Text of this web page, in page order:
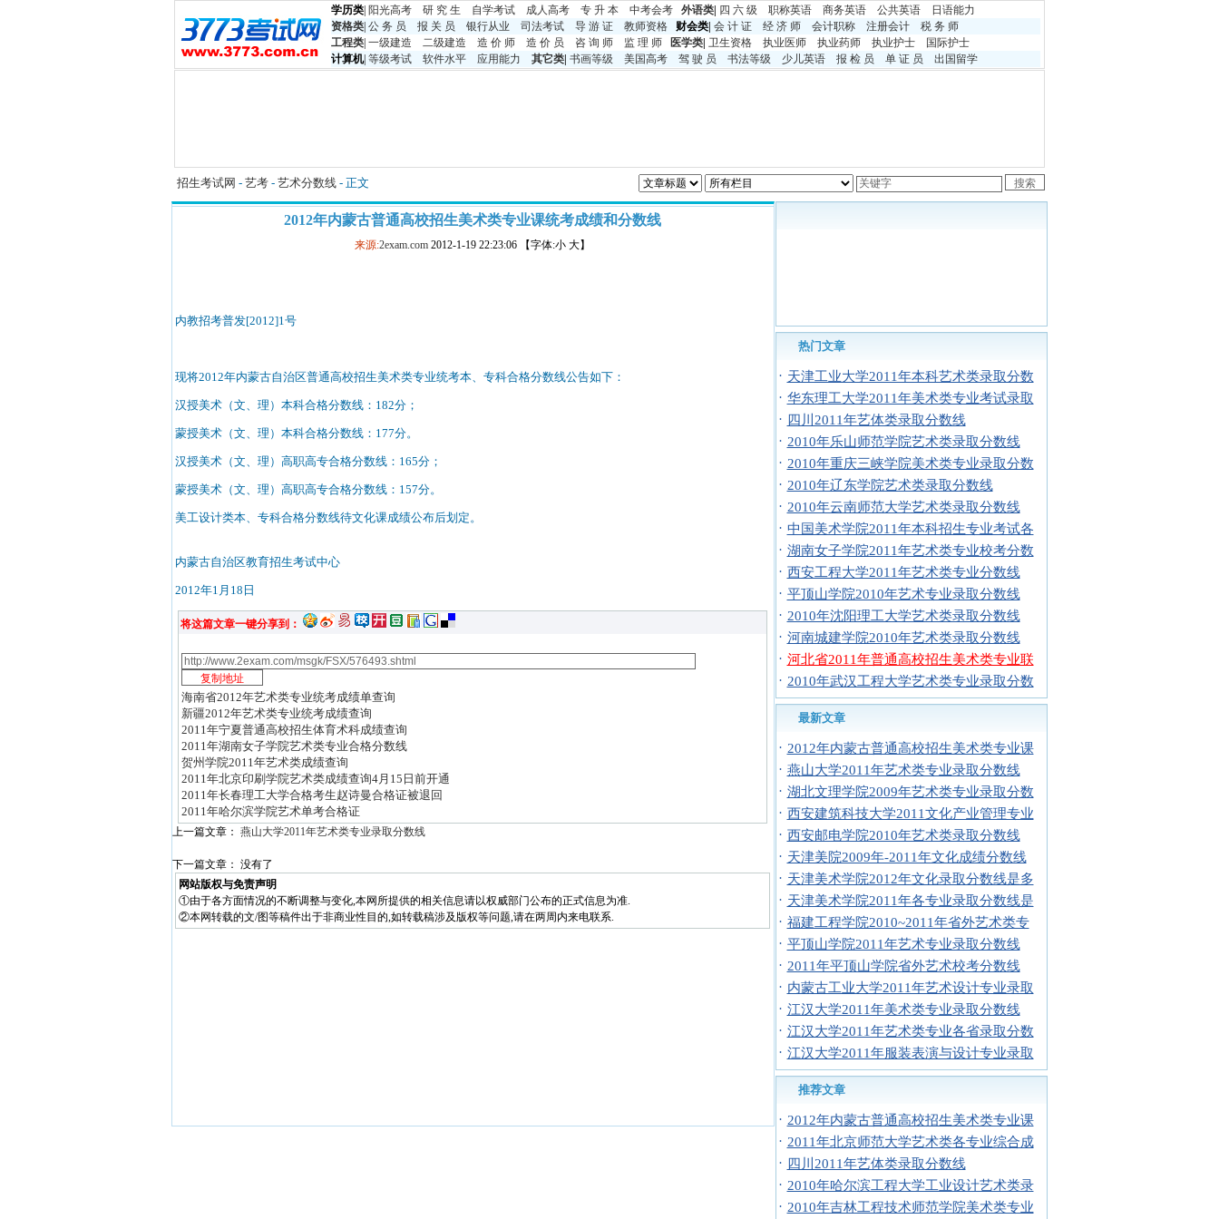
学历类 阳光高考 研 究 生 自学考试 成人高考 专 升 本 中考会考 外语类 四 六 级 职称英语 商务英语 公共英语
日语能力
资格类 公 务 员 报 关 员 银行从业 司法考试 导 游 证 教师资格 财会类| 会 计 证 经 济 师 会计职称 注册会计
税 务 师
工程类 一级建造 二级建造 造 价 师 造 价 员 咨 询 师 监 理 师 医学类 卫生资格 执业医师 执业药师 执业护士
国际护士
计算机| 等级考试 软件水平 应用能力 其它类 书画等级 美国高考 驾 驶 员 书法等级 少儿英语 报 检 员 单 证 员 出国留学
招生考试网 - 艺考 - 艺术分数线 - 正文
2012年内蒙古普通高校招生美术类专业课统考成绩和分数线
来源:2exam.com 2012-1-19 22:23:06 【字体:小 大】
内教招考普发[2012]1号
现将2012年内蒙古自治区普通高校招生美术类专业统考本、专科合格分数线公告如下：
汉授美术（文、理）本科合格分数线：182分；
蒙授美术（文、理）本科合格分数线：177分。
汉授美术（文、理）高职高专合格分数线：165分；
蒙授美术（文、理）高职高专合格分数线：157分。
美工设计类本、专科合格分数线待文化课成绩公布后划定。
内蒙古自治区教育招生考试中心
2012年1月18日
将这篇文章一键分享到：
海南省2012年艺术类专业统考成绩单查询
新疆2012年艺术类专业统考成绩查询
2011年宁夏普通高校招生体育术科成绩查询
2011年湖南女子学院艺术类专业合格分数线
贺州学院2011年艺术类成绩查询
2011年北京印刷学院艺术类成绩查询4月15日前开通
2011年长春理工大学合格考生赵诗曼合格证被退回
2011年哈尔滨学院艺术单考合格证
上一篇文章： 燕山大学2011年艺术类专业录取分数线
下一篇文章： 没有了
网站版权与免责声明
①由于各方面情况的不断调整与变化,本网所提供的相关信息请以权威部门公布的正式信息为准.
②本网转载的文/图等稿件出于非商业性目的,如转载稿涉及版权等问题,请在两周内来电联系.
热门文章
· 天津工业大学2011年本科艺术类录取分数
· 华东理工大学2011年美术类专业考试录取
· 四川2011年艺体类录取分数线
· 2010年乐山师范学院艺术类录取分数线
· 2010年重庆三峡学院美术类专业录取分数
· 2010年辽东学院艺术类录取分数线
· 2010年云南师范大学艺术类录取分数线
· 中国美术学院2011年本科招生专业考试各
· 湖南女子学院2011年艺术类专业校考分数
· 西安工程大学2011年艺术类专业分数线
· 平顶山学院2010年艺术专业录取分数线
· 2010年沈阳理工大学艺术类录取分数线
· 河南城建学院2010年艺术类录取分数线
· 河北省2011年普通高校招生美术类专业联
· 2010年武汉工程大学艺术类专业录取分数
最新文章
· 2012年内蒙古普通高校招生美术类专业课
· 燕山大学2011年艺术类专业录取分数线
· 湖北文理学院2009年艺术类专业录取分数
· 西安建筑科技大学2011文化产业管理专业
· 西安邮电学院2010年艺术类录取分数线
· 天津美院2009年-2011年文化成绩分数线
· 天津美术学院2012年文化录取分数线是多
· 天津美术学院2011年各专业录取分数线是
· 福建工程学院2010~2011年省外艺术类专
· 平顶山学院2011年艺术专业录取分数线
· 2011年平顶山学院省外艺术校考分数线
· 内蒙古工业大学2011年艺术设计专业录取
· 江汉大学2011年美术类专业录取分数线
· 江汉大学2011年艺术类专业各省录取分数
· 江汉大学2011年服装表演与设计专业录取
推荐文章
· 2012年内蒙古普通高校招生美术类专业课
· 2011年北京师范大学艺术类各专业综合成
· 四川2011年艺体类录取分数线
· 2010年哈尔滨工程大学工业设计艺术类录
· 2010年吉林工程技术师范学院美术类专业